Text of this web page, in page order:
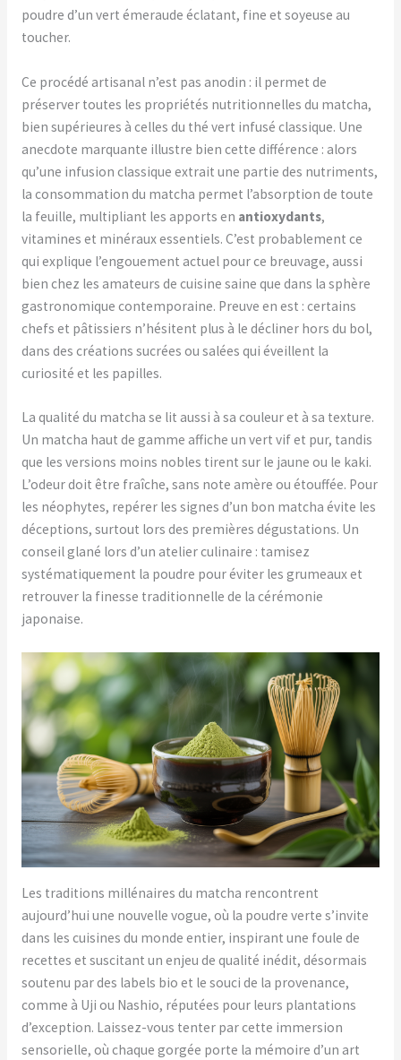
poudre d’un vert émeraude éclatant, fine et soyeuse au
toucher.
Ce procédé artisanal n’est pas anodin : il permet de
préserver toutes les propriétés nutritionnelles du matcha,
bien supérieures à celles du thé vert infusé classique. Une
anecdote marquante illustre bien cette différence : alors
qu’une infusion classique extrait une partie des nutriments,
la consommation du matcha permet l’absorption de toute
la feuille, multipliant les apports en antioxydants,
vitamines et minéraux essentiels. C’est probablement ce
qui explique l’engouement actuel pour ce breuvage, aussi
bien chez les amateurs de cuisine saine que dans la sphère
gastronomique contemporaine. Preuve en est : certains
chefs et pâtissiers n’hésitent plus à le décliner hors du bol,
dans des créations sucrées ou salées qui éveillent la
curiosité et les papilles.
La qualité du matcha se lit aussi à sa couleur et à sa texture.
Un matcha haut de gamme affiche un vert vif et pur, tandis
que les versions moins nobles tirent sur le jaune ou le kaki.
L’odeur doit être fraîche, sans note amère ou étouffée. Pour
les néophytes, repérer les signes d’un bon matcha évite les
déceptions, surtout lors des premières dégustations. Un
conseil glané lors d’un atelier culinaire : tamisez
systématiquement la poudre pour éviter les grumeaux et
retrouver la finesse traditionnelle de la cérémonie
japonaise.
Les traditions millénaires du matcha rencontrent
aujourd’hui une nouvelle vogue, où la poudre verte s’invite
dans les cuisines du monde entier, inspirant une foule de
recettes et suscitant un enjeu de qualité inédit, désormais
soutenu par des labels bio et le souci de la provenance,
comme à Uji ou Nashio, réputées pour leurs plantations
d’exception. Laissez-vous tenter par cette immersion
sensorielle, où chaque gorgée porte la mémoire d’un art